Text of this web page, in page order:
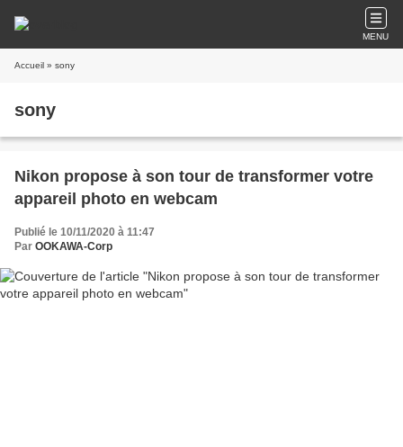
MENU
Accueil » sony
sony
Nikon propose à son tour de transformer votre
appareil photo en webcam
Publié le 10/11/2020 à 11:47
Par OOKAWA-Corp